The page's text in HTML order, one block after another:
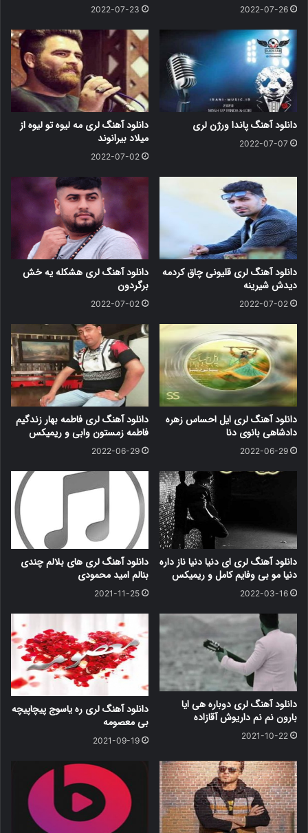
2022-07-26
2022-07-23
دانلود آهنگ پاندا ورژن لری
2022-07-07
دانلود آهنگ لری مه لیوه تو لیوه از
میلاد بیرانوند
2022-07-02
دانلود آهنگ لری قلیونی چاق کردمه
دیدش شیرینه
2022-07-02
دانلود آهنگ لری هشکله یه خش
برگردون
2022-07-02
دانلود آهنگ لری ایل احساس زهره
دادشاهی بانوی دنا
2022-06-29
دانلود آهنگ لری فاطمه بهار زندگیم
فاطمه زمستون وابی و ریمیکس
2022-06-29
دانلود آهنگ لری ای دنیا دنیا ناز داره
دنیا مو بی وفایم کامل و ریمیکس
2022-03-16
دانلود آهنگ لری های بلالم چندی
بنالم امید محمودی
2021-11-25
دانلود آهنگ لری دوباره هی ایا
بارون نم نم داریوش آقازاده
2021-10-22
دانلود آهنگ لری ره یاسوج پیچاپیچه
بی معصومه
2021-09-19